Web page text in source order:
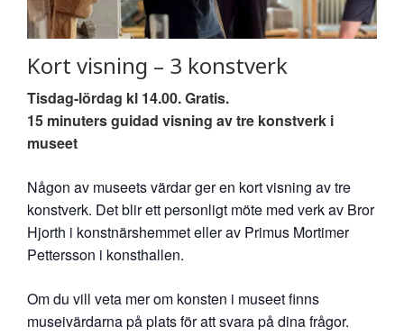
Kort visning – 3 konstverk
Tisdag-lördag kl 14.00. Gratis.
15 minuters guidad visning av tre konstverk i
museet
Någon av museets värdar ger en kort visning av tre
konstverk. Det blir ett personligt möte med verk av Bror
Hjorth i konstnärshemmet eller av Primus Mortimer
Pettersson i konsthallen.
Om du vill veta mer om konsten i museet finns
museivärdarna på plats för att svara på dina frågor.